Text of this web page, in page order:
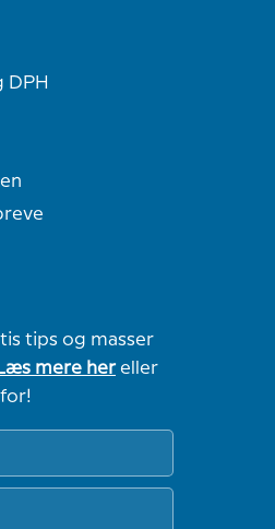
DPH
tips og masser
mere hereller